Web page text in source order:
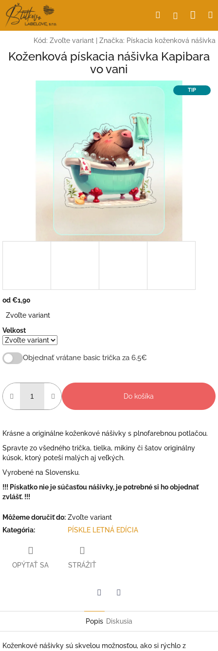
Prejsť
na
obsah
Hľadať
Kód: Zvoľte variant Značka: Pískacia koženková nášivka
Koženková pískacia nášivka Kapibara
vo vani
TIP
od€1,90
cena:
Zvoľte variant
Velkost
Objednať vrátane basic trička za 6.5€
Do košíka
Krásne a originálne koženkové nášivky s plnofarebnou potlačou.
Spravte zo všedného trička, tielka, mikiny či šatov originálny
kúsok, ktorý poteší malých aj veľkých.
Vyrobené na Slovensku.
!!! Pískatko nie je súčasťou nášivky, je potrebné si ho objednať
zvlášť. !!!
Môžeme doručiť do: Zvoľte variant
Kategória: PÍSKLE LETNÁ EDÍCIA
OPÝTAŤ SA STRÁŽIŤ
Popis Diskusia
Koženkové nášivky sú skvelou možnosťou, ako si rýchlo z